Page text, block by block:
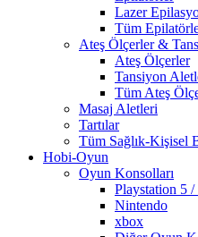
Lazer
Tüm
Ateş Ölçerler &
Ateş Ölçerler
Tansiyon
Tüm Ateş
Masaj Aletleri
Tartılar
Tüm Sağlık-Kişisel
Hobi-Oyun
Oyun Konsolları
Playstation 5 /
Nintendo
xbox